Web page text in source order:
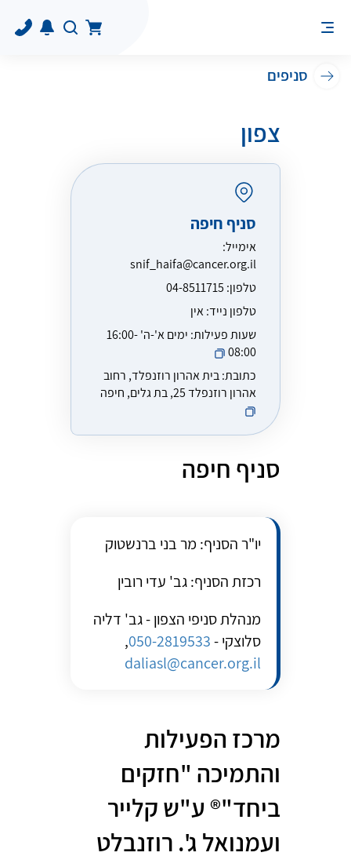
סניפים
צפון
סניף חיפה
אימייל:
snif_haifa@cancer.org.il
טלפון: 04-8511715
טלפון נייד:אין
שעות פעילות:
ימים א'-ה' 16:00-
08:00
כתובת:בית אהרון רוזנפלד, רחוב
אהרון רוזנפלד 25, בת גלים, חיפה
סניף חיפה
יו"ר הסניף: מר בני ברנשטוק
רכזת הסניף: גב' עדי רובין
מנהלת סניפי הצפון - גב' דליה
סלוצקי -050-2819533
,
daliasl@cancer.org.il
מרכז הפעילות
והתמיכה "חזקים
ביחד"® ע"ש קלייר
ועמנואל ג'. רוזנבלט